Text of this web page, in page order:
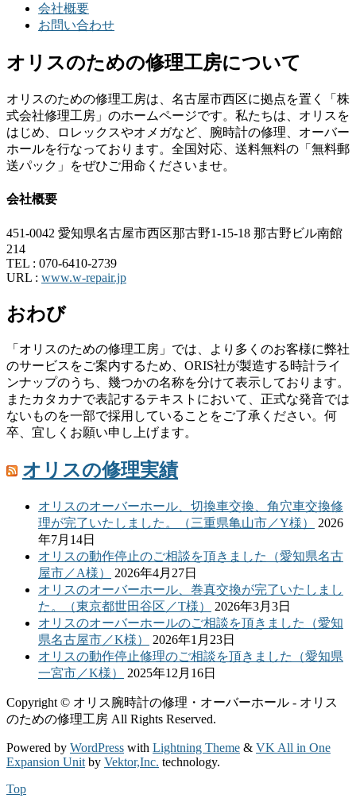
会社概要
お問い合わせ
オリスのための修理工房について
オリスのための修理工房は、名古屋市西区に拠点を置く「株
式会社修理工房」のホームページです。私たちは、オリスを
はじめ、ロレックスやオメガなど、腕時計の修理、オーバー
ホールを行なっております。全国対応、送料無料の「無料郵
送パック」をぜひご用命くださいませ。
会社概要
451-0042 愛知県名古屋市西区那古野1-15-18 那古野ビル南館
214
TEL : 070-6410-2739
URL : www.w-repair.jp
おわび
「オリスのための修理工房」では、より多くのお客様に弊社
のサービスをご案内するため、ORIS社が製造する時計ライ
ンナップのうち、幾つかの名称を分けて表示しております。
またカタカナで表記するテキストにおいて、正式な発音では
ないものを一部で採用していることをご了承ください。何
卒、宜しくお願い申し上げます。
オリスの修理実績
オリスのオーバーホール、切換車交換、角穴車交換修
理が完了いたしました。（三重県亀山市／Y様）
2026
年7月14日
オリスの動作停止のご相談を頂きました（愛知県名古
屋市／A様）
2026年4月27日
オリスのオーバーホール、巻真交換が完了いたしまし
た。（東京都世田谷区／T様）
2026年3月3日
オリスのオーバーホールのご相談を頂きました（愛知
県名古屋市／K様）
2026年1月23日
オリスの動作停止修理のご相談を頂きました（愛知県
一宮市／K様）
2025年12月16日
Copyright © オリス腕時計の修理・オーバーホール - オリス
のための修理工房 All Rights Reserved.
Powered by WordPress with Lightning Theme & VK All in One
Expansion Unit by Vektor,Inc. technology.
Top